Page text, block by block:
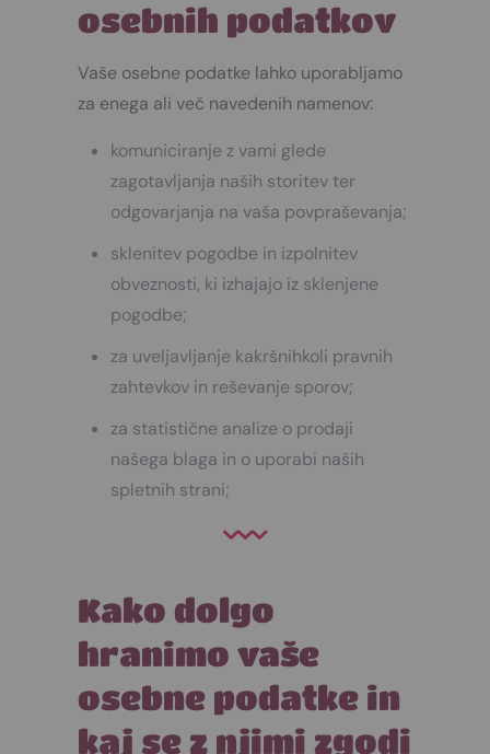
osebnih podatkov
Vaše osebne podatke lahko uporabljamo
za enega ali več navedenih namenov:
komuniciranje z vami glede
zagotavljanja naših storitev ter
odgovarjanja na vaša povpraševanja;
sklenitev pogodbe in izpolnitev
obveznosti, ki izhajajo iz sklenjene
pogodbe;
za uveljavljanje kakršnihkoli pravnih
zahtevkov in reševanje sporov;
za statistične analize o prodaji
našega blaga in o uporabi naših
spletnih strani;
Kako dolgo
hranimo vaše
osebne podatke in
kaj se z njimi zgodi